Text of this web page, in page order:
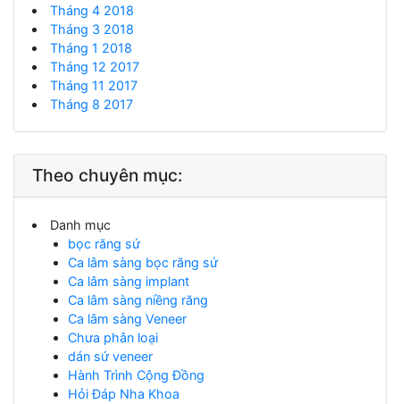
Tháng 4 2018
Tháng 3 2018
Tháng 1 2018
Tháng 12 2017
Tháng 11 2017
Tháng 8 2017
Theo chuyên mục:
Danh mục
bọc răng sứ
Ca lâm sàng bọc răng sứ
Ca lâm sàng implant
Ca lâm sàng niềng răng
Ca lâm sàng Veneer
Chưa phân loại
dán sứ veneer
Hành Trình Cộng Đồng
Hỏi Đáp Nha Khoa